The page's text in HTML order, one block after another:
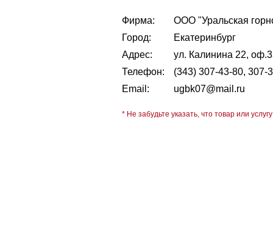
Фирма:
ООО "Уральская
Город:
Екатеринбург
Адрес:
ул. Калинина 22,
Телефон:
(343) 307-43-80, 307-
Email:
ugbk07@mail.ru
* Не забудьте указать, что товар или